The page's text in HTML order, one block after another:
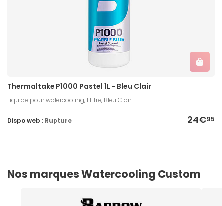
Thermaltake P1000 Pastel 1L - Bleu Clair
Liquide pour watercooling, 1 Litre, Bleu Clair
24€95
Dispo web : Rupture
Nos marques Watercooling Custom